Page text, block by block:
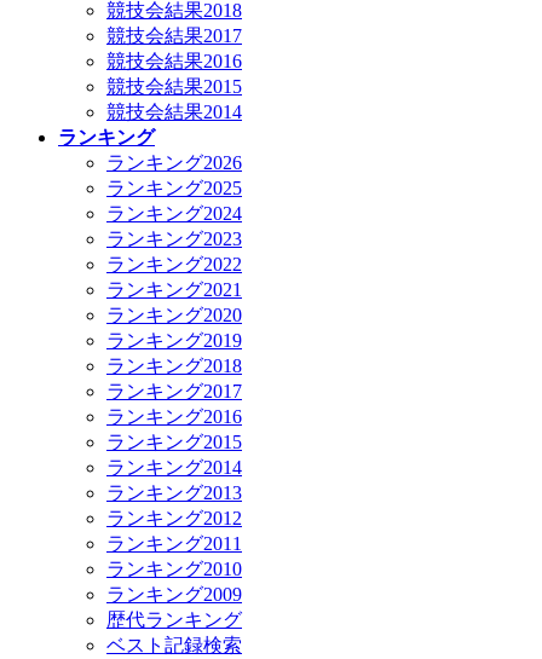
競技会結果2018
競技会結果2017
競技会結果2016
競技会結果2015
競技会結果2014
ランキング
ランキング2026
ランキング2025
ランキング2024
ランキング2023
ランキング2022
ランキング2021
ランキング2020
ランキング2019
ランキング2018
ランキング2017
ランキング2016
ランキング2015
ランキング2014
ランキング2013
ランキング2012
ランキング2011
ランキング2010
ランキング2009
歴代ランキング
ベスト記録検索